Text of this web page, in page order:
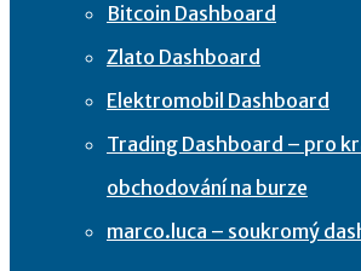
Bitcoin Dashboard
Zlato Dashboard
Elektromobil Dashboard
Trading Dashboard – pro
obchodování na burze
marco.luca – soukromý